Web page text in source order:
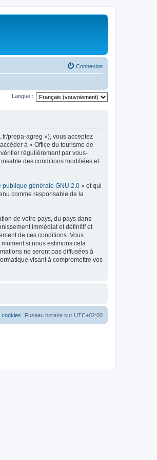
Connexion
Langue :
prepa-agreg »), vous acceptez
à « Office du tourisme de
régulièrement par vous-
des conditions modifiées et
publique générale GNU 2.0 » et qui
comme responsable de la
de votre pays, du pays dans
immédiat et définitif et
de ces conditions. Vous
si nous estimons cela
ne seront pas diffusées à
visant à compromettre vos
Fuseau horaire sur UTC+02:00
cookies